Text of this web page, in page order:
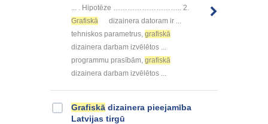
... . Hipotēze ……………………….. 2.
Grafiskā
dizainera datoram ir ...
tehniskos parametrus, grafiskā
dizainera darbam izvēlētos ...
programmu prasībām, grafiskā
dizainera darbam izvēlētos ...
Grafiskā dizainera pieejamība
Latvijas tirgū